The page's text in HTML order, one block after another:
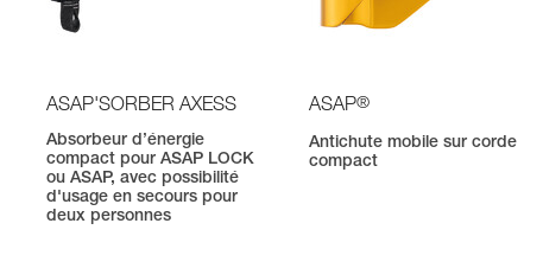
ASAP'SORBER AXESS
Absorbeur d’énergie
compact pour ASAP LOCK
ou ASAP, avec possibilité
d'usage en secours pour
deux personnes
ASAP®
Antichute mobile sur corde
compact